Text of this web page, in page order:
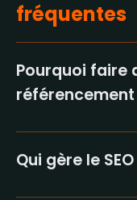
fréquentes
Pourquoi faire
référencement
Faire appel à
référencement
Qui gère le SEO